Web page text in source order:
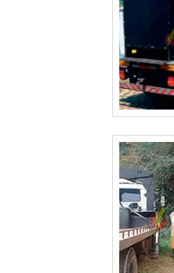
ALUGUEL DE GERADORES DE
ALUGUEL DE GERADORES
ALUGUEL DE GERADORES A
ALUGUEL DE GERADOR SP
ALUGUEL DE GERADOR
ALUGUEL DE GERADOR DE
ALUGUEL DE GERADOR DE
ALUGUEL DE GERADOR DE
ALUGUEL DE GERADOR DE
ALUGUEL DE GERADOR DE
ALUGUEL DE GERADOR DE